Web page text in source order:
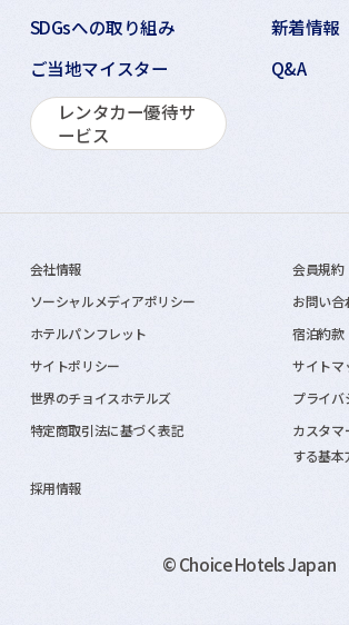
SDGsへの取り組み
新着情報
ご当地マイスター
Q&A
レンタカー優待サ
ービス
会社情報
会員規約
ソーシャルメディアポリシー
お問い合
ホテルパンフレット
宿泊約款
サイトポリシー
サイトマ
世界のチョイスホテルズ
プライバ
特定商取引法に基づく表記
カスタマ
する基本
採用情報
© Choice Hotels Japan